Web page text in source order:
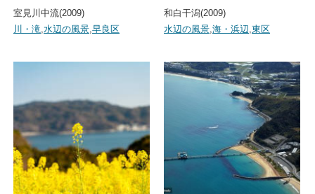
室見川中流(2009)
川・滝,水辺の風景,早良区
和白干潟(2009)
水辺の風景,海・浜辺,東区